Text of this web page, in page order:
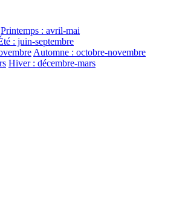
Printemps : avril-mai
: juin-septembre
Automne : octobre-novembre
Hiver : décembre-mars